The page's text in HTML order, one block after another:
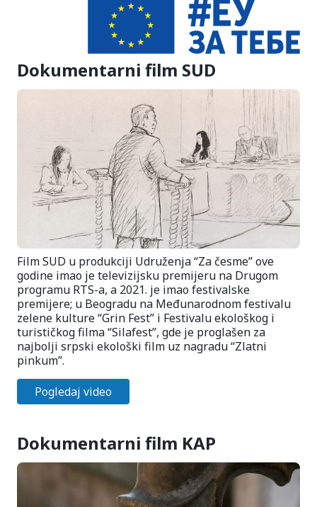
Dokumentarni film SUD
Film SUD u produkciji Udruženja “Za česme” ove
godine imao je televizijsku premijeru na Drugom
programu RTS-a, a 2021. je imao festivalske
premijere; u Beogradu na Međunarodnom festivalu
zelene kulture “Grin Fest” i Festivalu ekološkog i
turističkog filma “Silafest”, gde je proglašen za
najbolji srpski ekološki film uz nagradu “Zlatni
pinkum”.
Pogledaj video
Dokumentarni film KAP